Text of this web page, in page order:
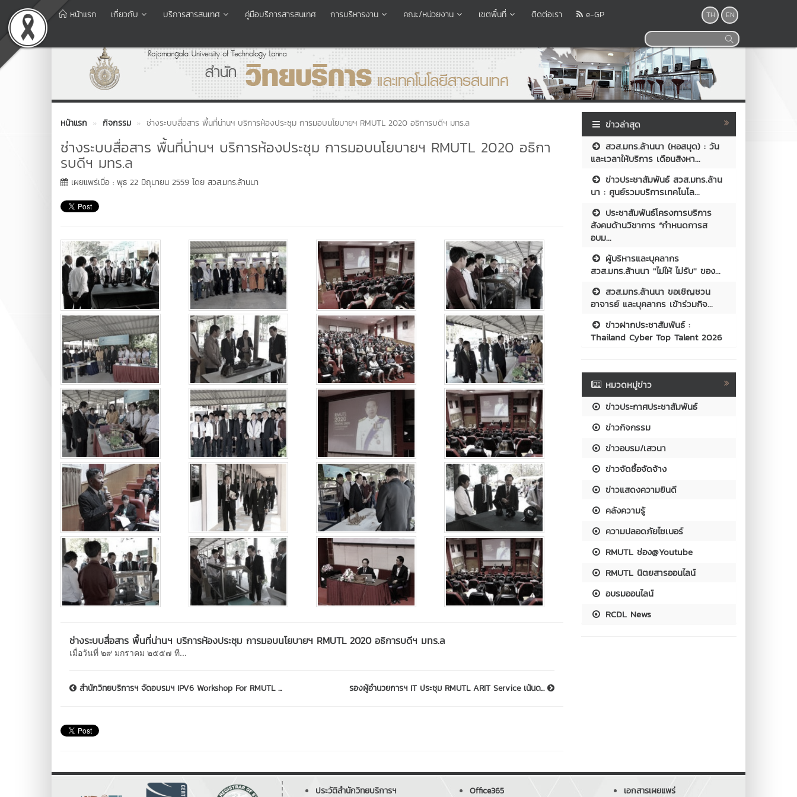
หน้าแรก เกี่ยวกับ บริการสารสนเทศ คู่มือบริการสารสนเทศ การบริหารงาน คณะ/หน่วยงาน เขตพื้นที่ ติดต่อเรา e-GP TH EN
หน้าแรก กิจกรรม ช่างระบบสื่อสาร พื้นที่น่านฯ บริการห้องประชุม การมอบนโยบายฯ RMUTL 2020 อธิการบดีฯ มทร.ล
ช่างระบบสื่อสาร พื้นที่น่านฯ บริการห้องประชุม การมอบนโยบายฯ RMUTL 2020 อธิกา
รบดีฯ มทร.ล
เผยแพร่เมื่อ : พุธ 22 มิถุนายน 2559 โดย สวส.มทร.ล้านนา
ช่างระบบสื่อสาร พื้นที่น่านฯ บริการห้องประชุม การมอบนโยบายฯ RMUTL 2020 อธิการบดีฯ มทร.ล
เมื่อวันที่ ๒๙ มกราคม ๒๕๕๗ ที...
สำนักวิทยบริการฯ จัดอบรมฯ IPV6 Workshop For RMUTL ... รองผู้อำนวยการฯ IT ประชุม RMUTL ARIT Service เน้นด...
ข่าวล่าสุด
สวส.มทร.ล้านนา (หอสมุด) : วัน
และเวลาให้บริการ เดือนสิงหา...
ข่าวประชาสัมพันธ์ สวส.มทร.ล้าน
นา : ศูนย์รวมบริการเทคโนโล...
ประชาสัมพันธ์โครงการบริการ
สังคมด้านวิชาการ “กำหนดการส
อบม...
ผู้บริหารและบุคลากร
สวส.มทร.ล้านนา ''ไม่ให้ ไม่รับ'' ของ...
สวส.มทร.ล้านนา ขอเชิญชวน
อาจารย์ และบุคลากร เข้าร่วมกิจ...
ข่าวฝากประชาสัมพันธ์ :
Thailand Cyber Top Talent 2026
หมวดหมู่ข่าว
ข่าวประกาศประชาสัมพันธ์
ข่าวกิจกรรม
ข่าวอบรม/เสวนา
ข่าวจัดซื้อจัดจ้าง
ข่าวแสดงความยินดี
คลังความรู้
ความปลอดภัยไซเบอร์
RMUTL ช่อง@Youtube
RMUTL นิตยสารออนไลน์
อบรมออนไลน์
RCDL News
ประวัติสำนักวิทยบริการฯ Office365 เอกสารเผยแพร่